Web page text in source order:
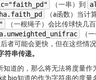
（一串）到
（a函数）当计
（一根绳子）会比传球快几
（
者可能会更快，但在这些情
串传递。
道的，那么将无法将度量
bio知道的作为字符串的度量